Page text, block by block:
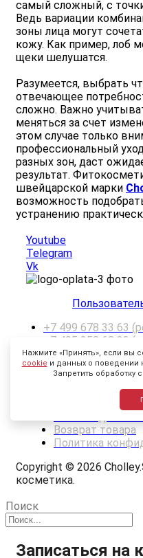
самый сложный, с
Ведь вариации
зоны лица могут
кожу. Как пример, лоб
щеки шелушатся.
Разумеется, выбрать
отвечающее
сложно. Важно
меняться за счет
этом случае только
профессиональный
разных зон, даст
результат.
швейцарской марки
возможность
устранению
Youtube
Telegram
Vk
+7 499 678 33 63
+7 495 258 68 33
Москва, Ул.
Возврат товара
Политика
Copyright © 2026
косметика.
Нажмите «Принять», если вы
cookie и данных о поведении
Запретить обработку
Поиск
Записаться на